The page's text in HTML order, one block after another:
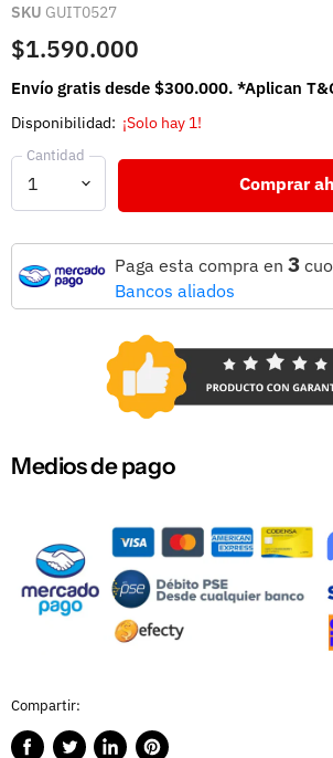
SKU GUIT0527
$1.590.000
Envío gratis desde $300.000. *Aplican
Disponibilidad: ¡Solo hay 1!
Cantidad
Comprar
Paga esta compra en 3
Bancos aliados
Medios de pago
Compartir: